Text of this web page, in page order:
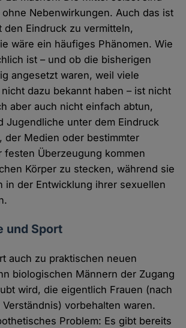
Nebenwirkungen. Auch das ist
den Eindruck zu vermitteln,
wäre ein häufiges Phänomen. Wie
ist – und ob die bisherigen
angesetzt waren, weil viele
dazu bekannt haben – ist nicht
aber auch nicht einfach abtun,
Jugendliche unter dem Eindruck
der Medien oder bestimmter
festen Überzeugung kommen
Körper zu stecken, während sie
in der Entwicklung ihrer sexuellen
und Sport
auch zu praktischen neuen
biologischen Männern der Zugang
wird, die eigentlich Frauen (nach
vorbehalten waren.
Problem: Es gibt bereits